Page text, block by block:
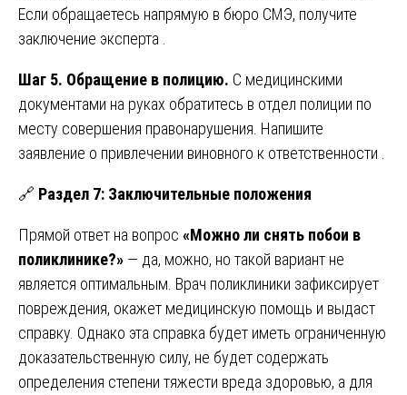
Если обращаетесь напрямую в бюро СМЭ, получите
заключение эксперта .
Шаг 5. Обращение в полицию. С медицинскими
документами на руках обратитесь в отдел полиции по
месту совершения правонарушения. Напишите
заявление о привлечении виновного к ответственности .
🔗 Раздел 7: Заключительные положения
Прямой ответ на вопрос «Можно ли снять побои в
поликлинике?» — да, можно, но такой вариант не
является оптимальным. Врач поликлиники зафиксирует
повреждения, окажет медицинскую помощь и выдаст
справку. Однако эта справка будет иметь ограниченную
доказательственную силу, не будет содержать
определения степени тяжести вреда здоровью, а для